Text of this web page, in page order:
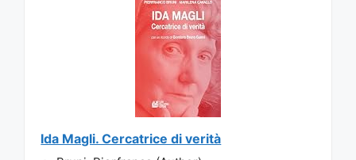
Ida Magli. Cercatrice di verità